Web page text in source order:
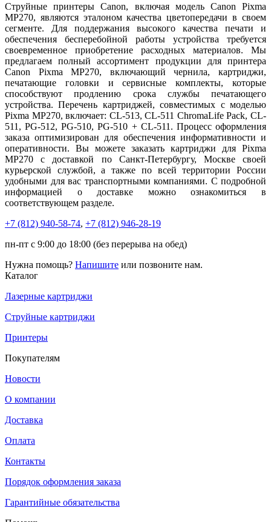
Струйные принтеры Canon, включая модель Canon Pixma
MP270, являются эталоном качества цветопередачи в своем
сегменте. Для поддержания высокого качества печати и
обеспечения бесперебойной работы устройства требуется
своевременное приобретение расходных материалов. Мы
предлагаем полный ассортимент продукции для принтера
Canon Pixma MP270, включающий чернила, картриджи,
печатающие головки и сервисные комплекты, которые
способствуют продлению срока службы печатающего
устройства. Перечень картриджей, совместимых с моделью
Pixma MP270, включает: CL-513, CL-511 ChromaLife Pack, CL-
511, PG-512, PG-510, PG-510 + CL-511. Процесс оформления
заказа оптимизирован для обеспечения информативности и
оперативности. Вы можете заказать картриджи для Pixma
MP270 с доставкой по Санкт-Петербургу, Москве своей
курьерской службой, а также по всей территории России
удобными для вас транспортными компаниями. С подробной
информацией о доставке можно ознакомиться в
соответствующем разделе.
+7 (812) 940-58-74, +7 (812) 946-28-19
пн-пт с 9:00 до 18:00 (без перерыва на обед)
Нужна помощь? Напишите или позвоните нам.
Каталог
Лазерные картриджи
Струйные картриджи
Принтеры
Покупателям
Новости
О компании
Доставка
Оплата
Контакты
Порядок оформления заказа
Гарантийные обязательства